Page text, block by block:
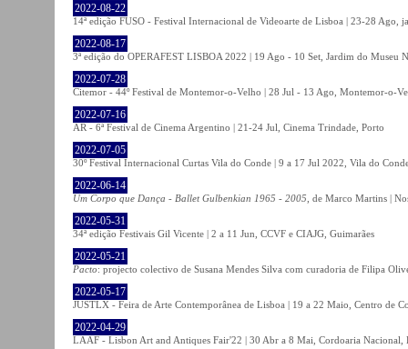
2022-08-22
14ª edição FUSO - Festival Internacional de Videoarte de Lisboa | 23-28 Ago,
2022-08-17
3ª edição do OPERAFEST LISBOA 2022 | 19 Ago - 10 Set, Jardim do Museu
2022-07-28
Citemor - 44º Festival de Montemor-o-Velho | 28 Jul - 13 Ago, Montemor-o-
2022-07-16
AR - 6ª Festival de Cinema Argentino | 21-24 Jul, Cinema Trindade, Porto
2022-07-05
30º Festival Internacional Curtas Vila do Conde | 9 a 17 Jul 2022, Vila do
2022-06-14
Um Corpo que Dança - Ballet Gulbenkian 1965 - 2005 , de Marco Martins |
2022-05-31
34ª edição Festivais Gil Vicente | 2 a 11 Jun, CCVF e CIAJG, Guimarães
2022-05-21
Pacto: projecto colectivo de Susana Mendes Silva com curadoria de Filipa
2022-05-17
JUSTLX - Feira de Arte Contemporânea de Lisboa | 19 a 22 Maio, Centro de
2022-04-29
LAAF - Lisbon Art and Antiques Fair'22 | 30 Abr a 8 Mai, Cordoaria Nacional,